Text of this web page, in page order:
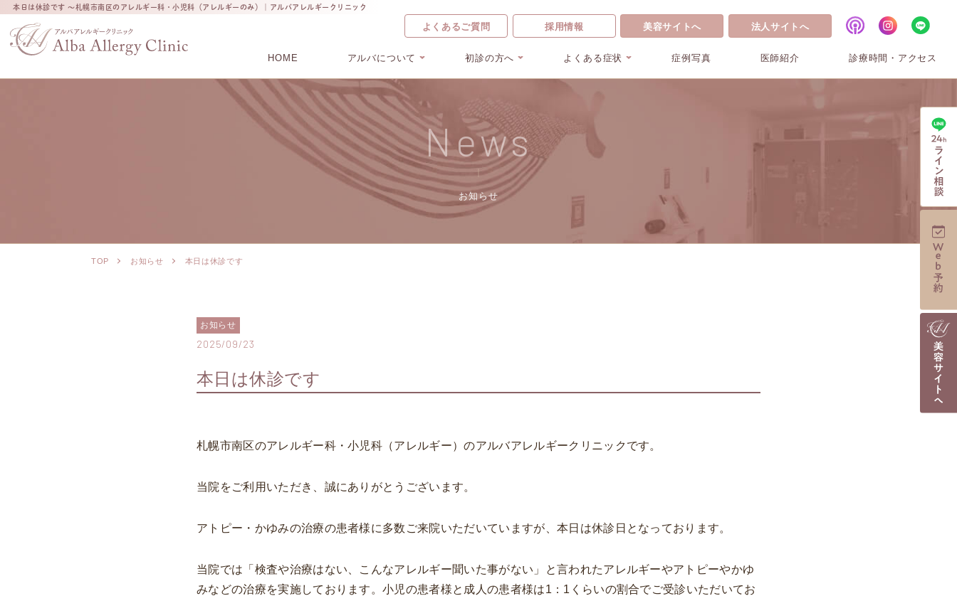
本日は休診です ～札幌市南区のアレルギー科・小児科（アレルギーのみ）｜アルバアレルギークリニック
よくあるご質問 採用情報 美容サイトへ 法人サイトへ
HOME アルバについて 初診の方へ よくある症状 症例写真 医師紹介 診療時間・アクセス
News
お知らせ
TOP お知らせ 本日は休診です
お知らせ
2025/09/23
本日は休診です
札幌市南区のアレルギー科・小児科（アレルギー）のアルバアレルギークリニックです。
当院をご利用いただき、誠にありがとうございます。
アトピー・かゆみの治療の患者様に多数ご来院いただいていますが、本日は休診日となっております。
当院では「検査や治療はない、こんなアレルギー聞いた事がない」と言われたアレルギーやアトピーやかゆ
みなどの治療を実施しております。小児の患者様と成人の患者様は1：1くらいの割合でご受診いただいてお